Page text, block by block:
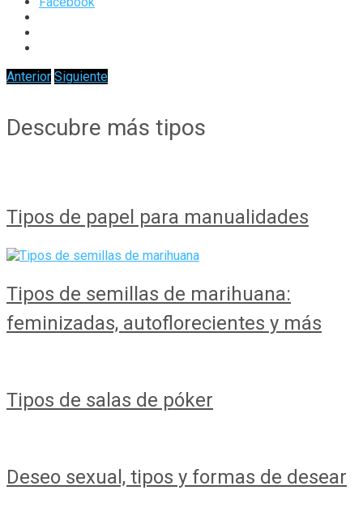
Anterior Siguiente
Descubre más tipos
Tipos de papel para manualidades
Tipos de semillas de marihuana:
feminizadas, autoflorecientes y más
Tipos de salas de póker
Deseo sexual, tipos y formas de desear